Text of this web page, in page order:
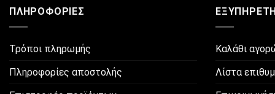
ΠΛΗΡΟΦΟΡΊΕΣ
Τρόποι πληρωμής
Πληροφορίες αποστολής
Καλάθι
Λίστα